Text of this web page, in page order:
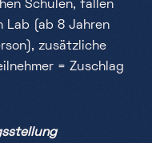
Schulen, fallen
Lab (ab 8 Jahren
zusätzliche
= Zuschlag